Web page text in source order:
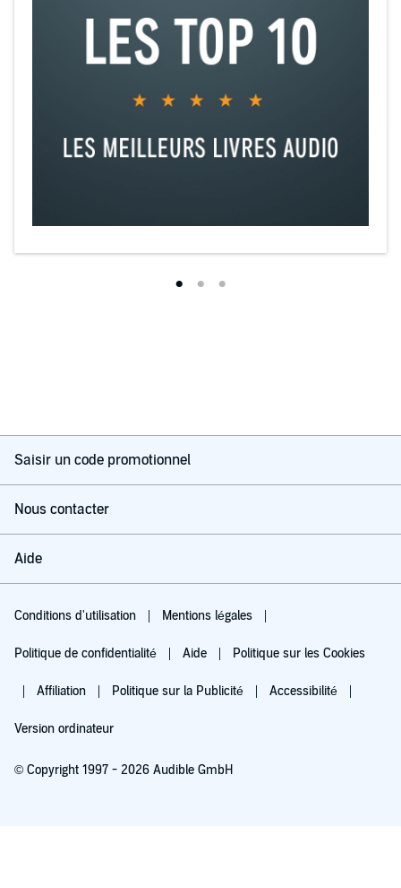
Saisir un code promotionnel
Nous contacter
Aide
Conditions d'utilisation Mentions légales
Politique de confidentialité Aide Politique sur les Cookies
Affiliation Politique sur la Publicité Accessibilité
Version ordinateur
© Copyright 1997 - 2026 Audible GmbH